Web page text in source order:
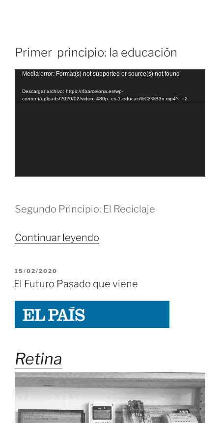
Primer principio: la educación
Reproductor
vídeo
Media error: Format(s) not supported or source(s) not found
Descargar archivo: https://4barcelona.es/wp-
content/uploads/2020/02/video_480p_es-1-educaci%C3%B3n.mp4?_=2
Segundo Principio: El Reciclaje
Continuar leyendo
mañana
si
no
hoy»
PUBLICADO
EL
15/02/2020
El Futuro Pasado que viene
Retina